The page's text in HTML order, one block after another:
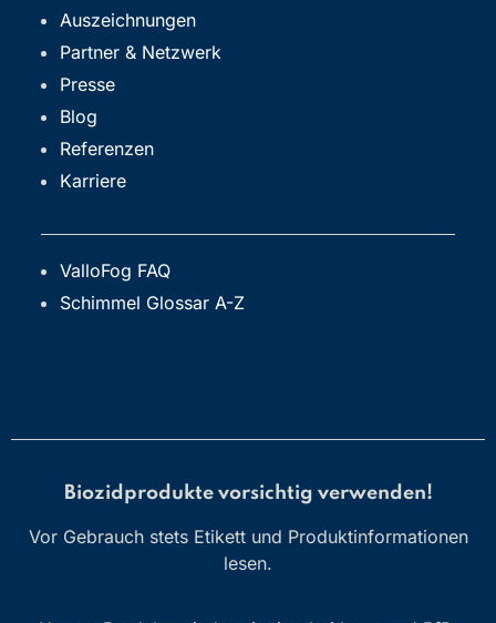
Auszeichnungen
Partner & Netzwerk
Presse
Blog
Referenzen
Karriere
ValloFog FAQ
Schimmel Glossar A-Z
Biozidprodukte vorsichtig verwenden!
Vor Gebrauch stets Etikett und Produktinformationen
lesen.